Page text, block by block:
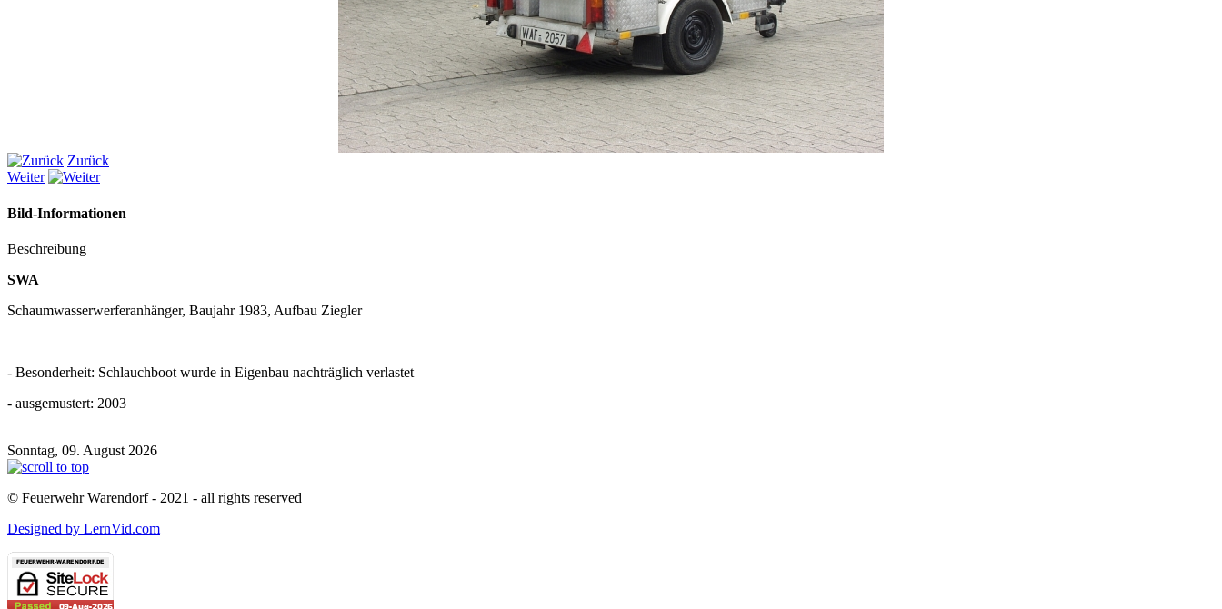
Zurück
Weiter
Bild-Informationen
Beschreibung
SWA
Schaumwasserwerferanhänger, Baujahr 1983, Aufbau Ziegler
- Besonderheit: Schlauchboot wurde in Eigenbau nachträglich verlastet
- ausgemustert: 2003
Sonntag, 09. August 2026
© Feuerwehr Warendorf - 2021 - all rights reserved
Designed by LernVid.com